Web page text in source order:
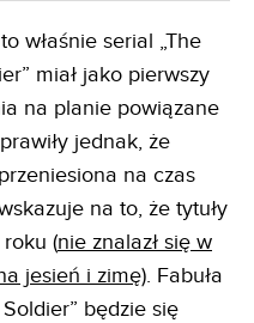
właśnie serial „The
miał jako pierwszy
na planie powiązane
jednak, że
na czas
na to, że tytuły
(nie znalazł się w
jesień i zimę). Fabuła
będzie się